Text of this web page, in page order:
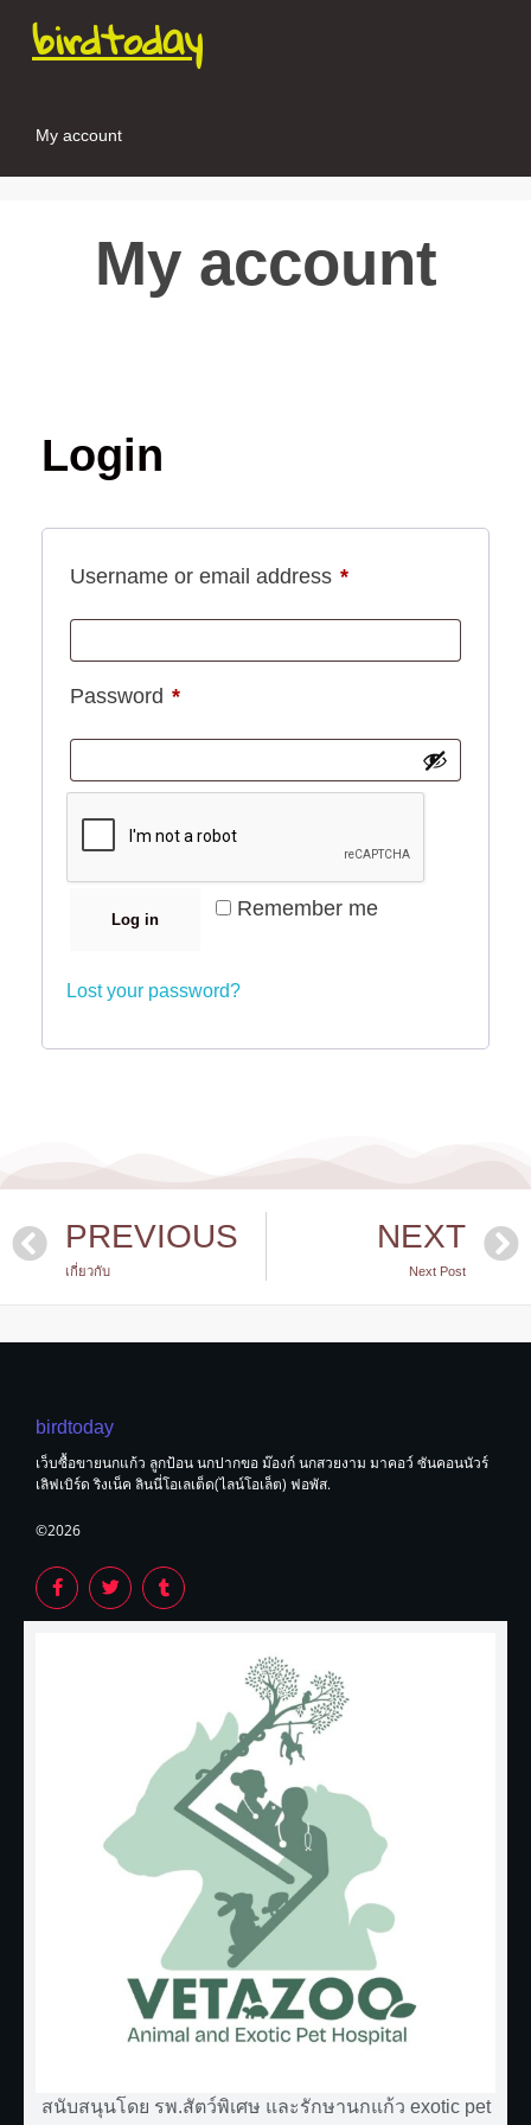
birdtoday
My account
My account
Login
Username or email address *
Password *
Remember me
Log in
Lost your password?
PREVIOUS
เกี่ยวกับ
NEXT
Next Post
birdtoday
เว็บซื้อขายนกแก้ว ลูกป้อน นกปากขอ ม๊องก์ นกสวยงาม มาคอว์ ซันคอนนัวร์
เลิฟเบิร์ด ริงเน็ค ลินนี่โอเลเต็ด(ไลน์โอเล็ต) ฟอพัส.
©2026
สนับสนุนโดย รพ.สัตว์พิเศษ และรักษานกแก้ว exotic pet